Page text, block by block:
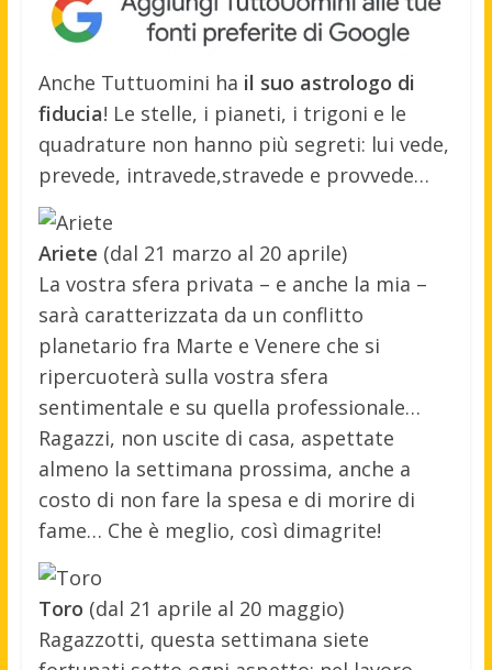
Anche Tuttuomini ha il suo astrologo di
fiducia! Le stelle, i pianeti, i trigoni e le
quadrature non hanno più segreti: lui vede,
prevede, intravede,stravede e provvede…
Ariete (dal 21 marzo al 20 aprile)
La vostra sfera privata – e anche la mia –
sarà caratterizzata da un conflitto
planetario fra Marte e Venere che si
ripercuoterà sulla vostra sfera
sentimentale e su quella professionale…
Ragazzi, non uscite di casa, aspettate
almeno la settimana prossima, anche a
costo di non fare la spesa e di morire di
fame… Che è meglio, così dimagrite!
Toro (dal 21 aprile al 20 maggio)
Ragazzotti, questa settimana siete